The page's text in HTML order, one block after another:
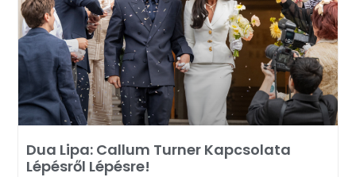
Dua Lipa: Callum Turner Kapcsolata
Lépésről Lépésre!